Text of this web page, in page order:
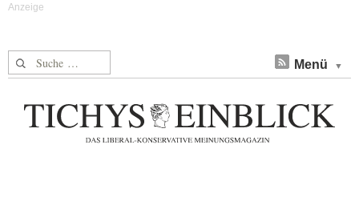
Suche nach: Menü